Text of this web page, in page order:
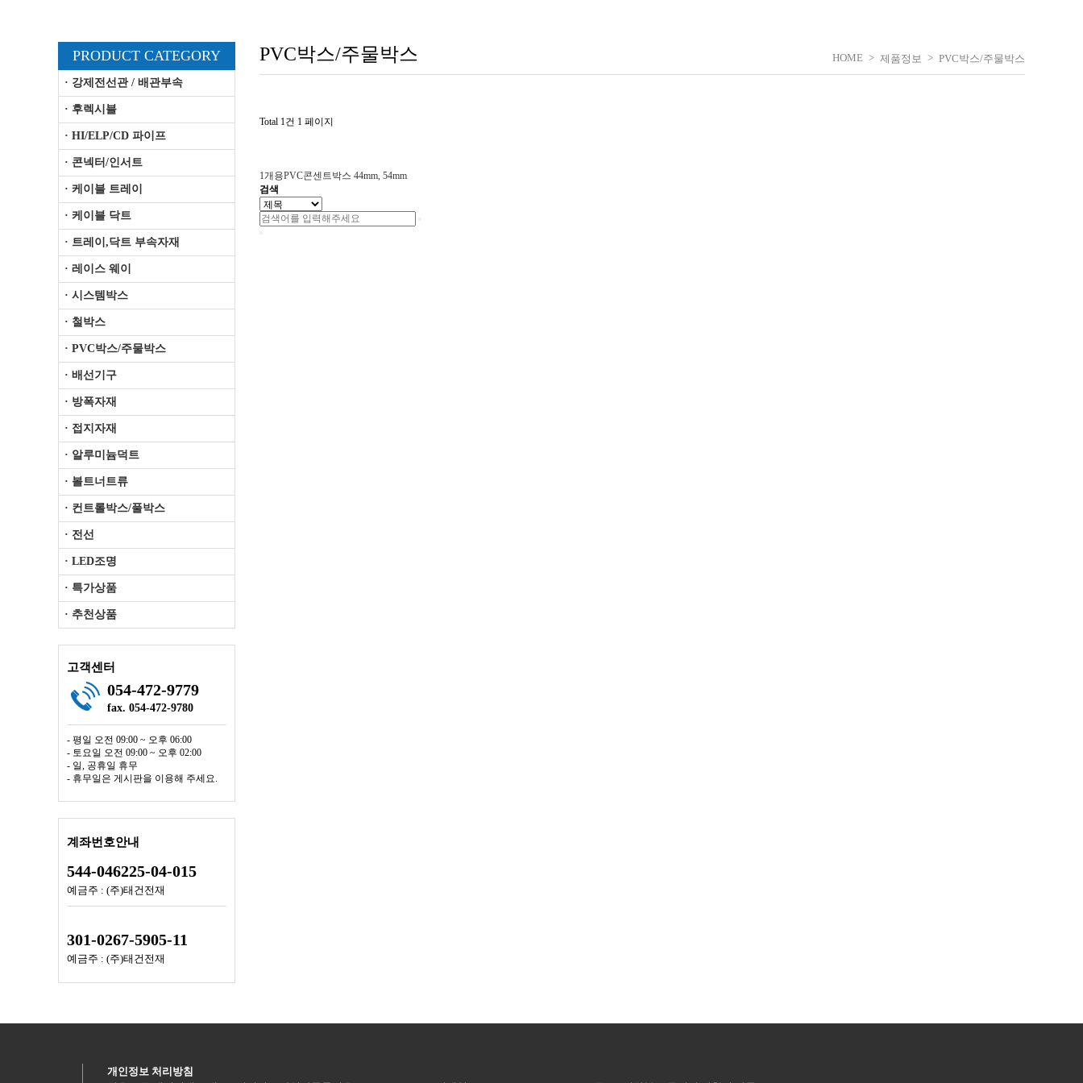
PRODUCT CATEGORY
· 강제전선관 / 배관부속
· 후렉시블
· HI/ELP/CD 파이프
· 콘넥터/인서트
· 케이블 트레이
· 케이블 닥트
· 트레이,닥트 부속자재
· 레이스 웨이
· 시스템박스
· 철박스
· PVC박스/주물박스
· 배선기구
· 방폭자재
· 접지자재
· 알루미늄덕트
· 볼트너트류
· 컨트롤박스/풀박스
· 전선
· LED조명
· 특가상품
· 추천상품
고객센터
054-472-9779
fax. 054-472-9780
- 평일 오전 09:00 ~ 오후 06:00
- 토요일 오전 09:00 ~ 오후 02:00
- 일, 공휴일 휴무
- 휴무일은 게시판을 이용해 주세요.
계좌번호안내
544-046225-04-015
예금주 : (주)태건전재
301-0267-5905-11
예금주 : (주)태건전재
PVC박스/주물박스 HOME > 제품정보 > PVC박스/주물박스
Total 1건 1 페이지
1개용PVC콘센트박스 44mm, 54mm
검색
개인정보 처리방침